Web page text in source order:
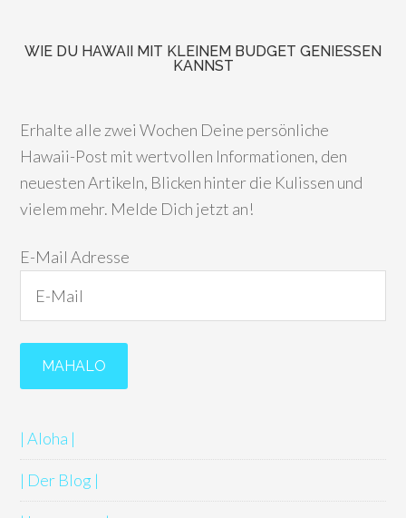
WIE DU HAWAII MIT KLEINEM BUDGET GENIESSEN K
ANNST
Erhalte alle zwei Wochen Deine persönliche
Hawaii-Post mit wertvollen Informationen, den
neuesten Artikeln, Blicken hinter die Kulissen und
vielem mehr. Melde Dich jetzt an!
E-Mail Adresse
| Aloha |
| Der Blog |